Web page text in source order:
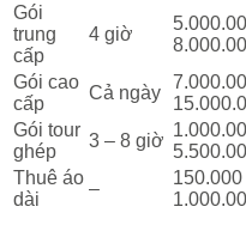
Gói
trung
cấp
4 giờ
Gói cao
cấp
Cả ngày
Gói tour
ghép
3 – 8 giờ
Thuê áo
dài
–
150.000